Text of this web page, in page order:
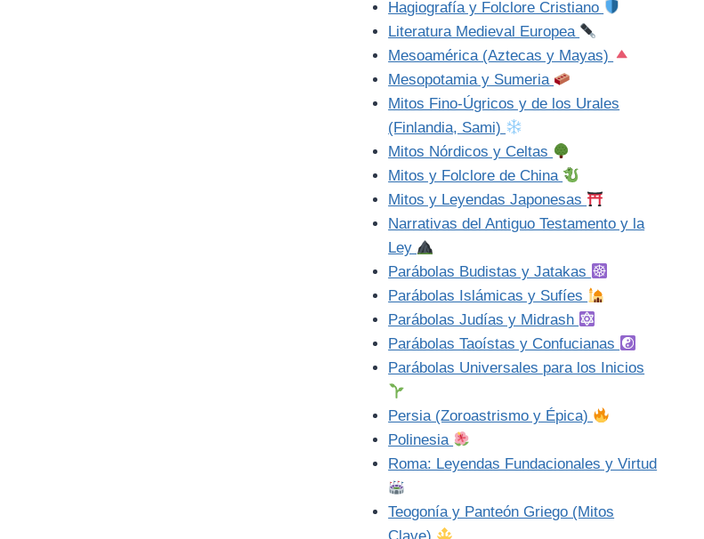
Hagiografía y Folclore Cristiano
Literatura Medieval Europea
Mesoamérica (Aztecas y Mayas)
Mesopotamia y Sumeria
Mitos Fino-Úgricos y de los Urales
(Finlandia, Sami)
Mitos Nórdicos y Celtas
Mitos y Folclore de China
Mitos y Leyendas Japonesas
Narrativas del Antiguo Testamento y la
Ley
Parábolas Budistas y Jatakas
Parábolas Islámicas y Sufíes
Parábolas Judías y Midrash
Parábolas Taoístas y Confucianas
Parábolas Universales para los Inicios
Persia (Zoroastrismo y Épica)
Polinesia
Roma: Leyendas Fundacionales y Virtud
Teogonía y Panteón Griego (Mitos